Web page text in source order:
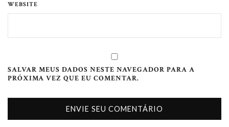
WEBSITE
SALVAR MEUS DADOS NESTE NAVEGADOR PARA A
PRÓXIMA VEZ QUE EU COMENTAR.